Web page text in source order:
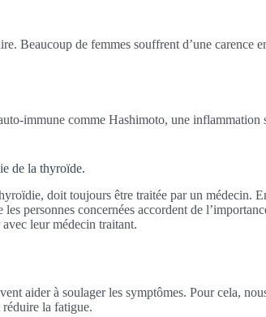
Beaucoup de femmes souffrent d’une
immune comme Hashimoto, une
de la thyroïde.
doit toujours être traitée par un médecin.
personnes concernées accordent de
leur médecin traitant.
aider à soulager les symptômes. Pour cela,
la fatigue.